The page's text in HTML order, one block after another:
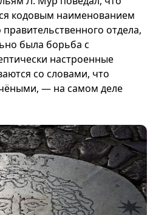
кодовым наименованием
отдела,
была борьба с
настроенные
со словами, что
— на самом деле